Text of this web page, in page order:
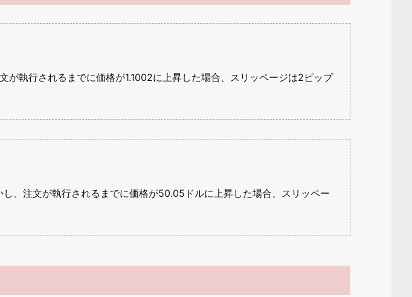
が執行されるまでに価格が1.1002に上昇した場合、スリッページは2ピップ
、注文が執行されるまでに価格が50.05ドルに上昇した場合、スリッペー